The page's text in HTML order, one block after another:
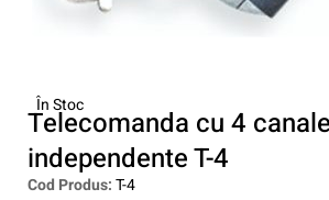
În Stoc
Telecomanda cu 4 canale
independente T-4
Cod Produs:T-4